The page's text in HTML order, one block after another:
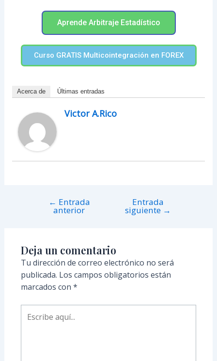
Aprende Arbitraje Estadístico
Curso GRATIS Multicointegración en FOREX
Acerca de Últimas entradas
Victor A.Rico
← Entrada
anterior
Entrada
siguiente →
Deja un comentario
Tu dirección de correo electrónico no será
publicada. Los campos obligatorios están
marcados con *
aquí...